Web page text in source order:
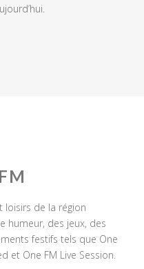
loisirs de la région
humeur, des jeux, des
festifs tels que One
et One FM Live Session.